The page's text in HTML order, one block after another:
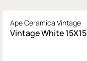
Ape Ceramica Vintage
Vintage White 15X15